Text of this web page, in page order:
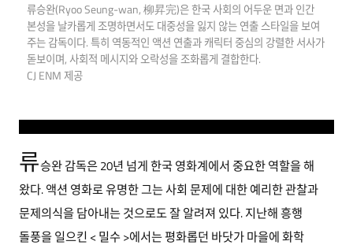
류승완(Ryoo Seung-wan, 柳昇完)은 한국 사회의 어두운 면과 인간
본성을 날카롭게 조명하면서도 대중성을 잃지 않는 연출 스타일을 보여
주는 감독이다. 특히 역동적인 액션 연출과 캐릭터 중심의 강렬한 서사가
돋보이며, 사회적 메시지와 오락성을 조화롭게 결합한다.
CJ ENM 제공
류승완 감독은 20년 넘게 한국 영화계에서 중요한 역할을 해
왔다. 액션 영화로 유명한 그는 사회 문제에 대한 예리한 관찰과
문제의식을 담아내는 것으로도 잘 알려져 있다. 지난해 흥행
돌풍을 일으킨 < 밀수 >에서는 평화롭던 바닷가 마을에 화학